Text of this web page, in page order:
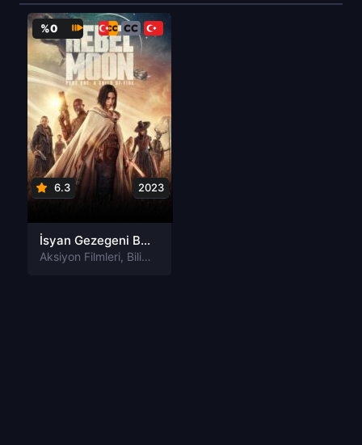
%0
6.3 2023
İsyan Gezegeni Birinci Bölüm Ateşin Çocuğu Rebel Moon Tr Dublaj izle
Aksiyon Filmleri, Bilim-Kurgu Filmleri